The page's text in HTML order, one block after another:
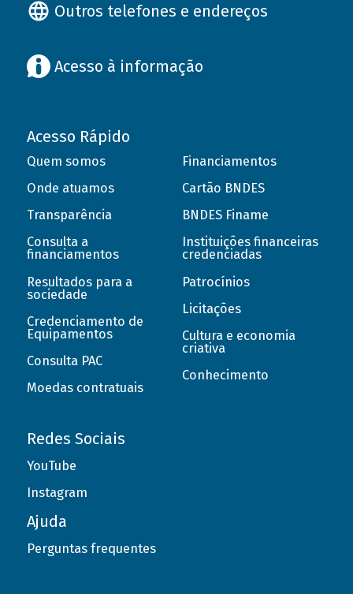
Outros telefones e endereços
Acesso à informação
Acesso Rápido
Quem somos
Onde atuamos
Transparência
Consulta a
financiamentos
Resultados para a
sociedade
Credenciamento de
Equipamentos
Consulta PAC
Moedas contratuais
Financiamentos
Cartão BNDES
BNDES Finame
Instituições financeiras
credenciadas
Patrocínios
Licitações
Cultura e economia
criativa
Conhecimento
Redes Sociais
YouTube
Instagram
Ajuda
Perguntas frequentes